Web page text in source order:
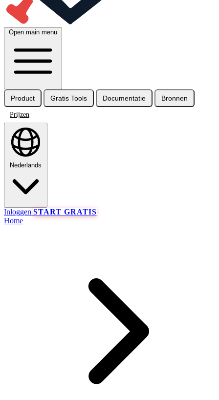
Open main menu
Product Gratis Tools Documentatie Bronnen
Prijzen
Nederlands
Inloggen START GRATIS
Home